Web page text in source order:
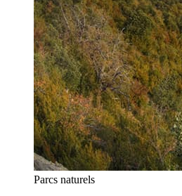
Parcs naturels